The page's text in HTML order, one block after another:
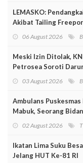
LEMASKO:
Akibat Tailing
06 August 2026
Meski Izin Ditolak,
Petrosea Soroti
03 August 2026
Ambulans
Mabuk, Seorang
02 August 2026
Ikatan Lima Suku
Jelang HUT Ke-81 RI